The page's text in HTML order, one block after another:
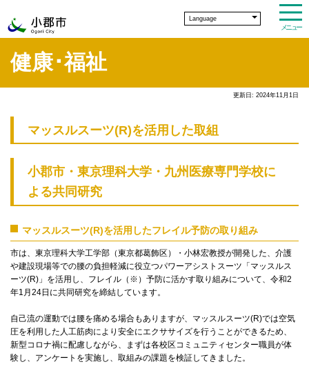
Language
メニュー
健康･福祉
更新日: 2024年11月1日
マッスルスーツ(R)を活用した取組
小郡市・東京理科大学・九州医療専門学校に
よる共同研究
マッスルスーツ(R)を活用したフレイル予防の取り組み
市は、東京理科大学工学部（東京都葛飾区）・小林宏教授が開発した、介護
や建設現場等での腰の負担軽減に役立つパワーアシストスーツ「マッスルス
ーツ(R)」を活用し、フレイル（※）予防に活かす取り組みについて、令和2
年1月24日に共同研究を締結しています。
自己流の運動では腰を痛める場合もありますが、マッスルスーツ(R)では空気
圧を利用した人工筋肉により安全にエクササイズを行うことができるため、
新型コロナ禍に配慮しながら、まずは各校区コミュニティセンター職員が体
験し、アンケートを実施し、取組みの課題を検証してきました。